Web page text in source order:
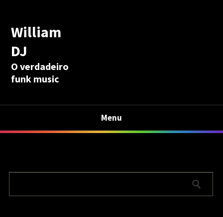
William
DJ
O verdadeiro
funk music
Menu